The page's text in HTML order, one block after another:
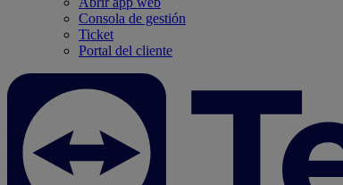
Consola de gestión
Ticket
Portal del cliente